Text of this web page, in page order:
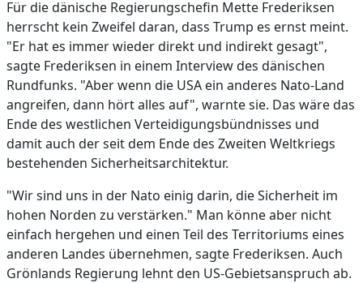
Für die dänische Regierungschefin Mette Frederiksen
herrscht kein Zweifel daran, dass Trump es ernst meint.
"Er hat es immer wieder direkt und indirekt gesagt",
sagte Frederiksen in einem Interview des dänischen
Rundfunks. "Aber wenn die USA ein anderes Nato-Land
angreifen, dann hört alles auf", warnte sie. Das wäre das
Ende des westlichen Verteidigungsbündnisses und
damit auch der seit dem Ende des Zweiten Weltkriegs
bestehenden Sicherheitsarchitektur.
"Wir sind uns in der Nato einig darin, die Sicherheit im
hohen Norden zu verstärken." Man könne aber nicht
einfach hergehen und einen Teil des Territoriums eines
anderen Landes übernehmen, sagte Frederiksen. Auch
Grönlands Regierung lehnt den US-Gebietsanspruch ab.